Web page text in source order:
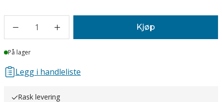
1 Kjøp
Lager
På lager
Legg i handleliste
Rask levering